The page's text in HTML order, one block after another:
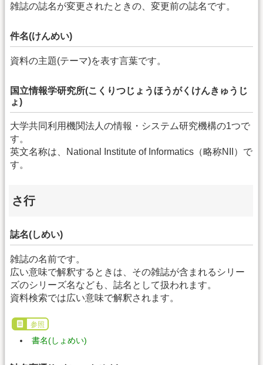
雑誌の誌名が変更されたときの、変更前の誌名です。
件名(けんめい)
資料の主題(テーマ)を表す言葉です。
国立情報学研究所(こくりつじょうほうがくけんきゅうじ
ょ)
大学共同利用機関法人の情報・システム研究機構の1つで
す。
英文名称は、National Institute of Informatics（略称NII）で
す。
さ行
誌名(しめい)
雑誌の名前です。
広い意味で解釈するときは、その雑誌が含まれるシリー
ズのシリーズ名なども、誌名として扱われます。
資料検索では広い意味で解釈されます。
参照
書名(しょめい)